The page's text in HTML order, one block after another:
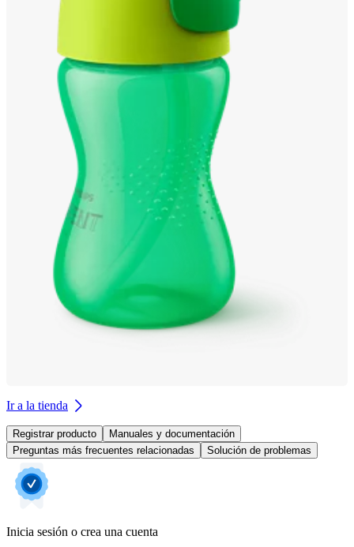
Ir a la tienda
Registrar producto
Manuales y documentación
Preguntas más frecuentes relacionadas
Solución de problemas
Inicia sesión o crea una cuenta